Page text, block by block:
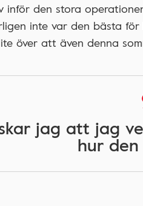
inför den stora
inte var den bästa
över att även denna
jag att jag
hur